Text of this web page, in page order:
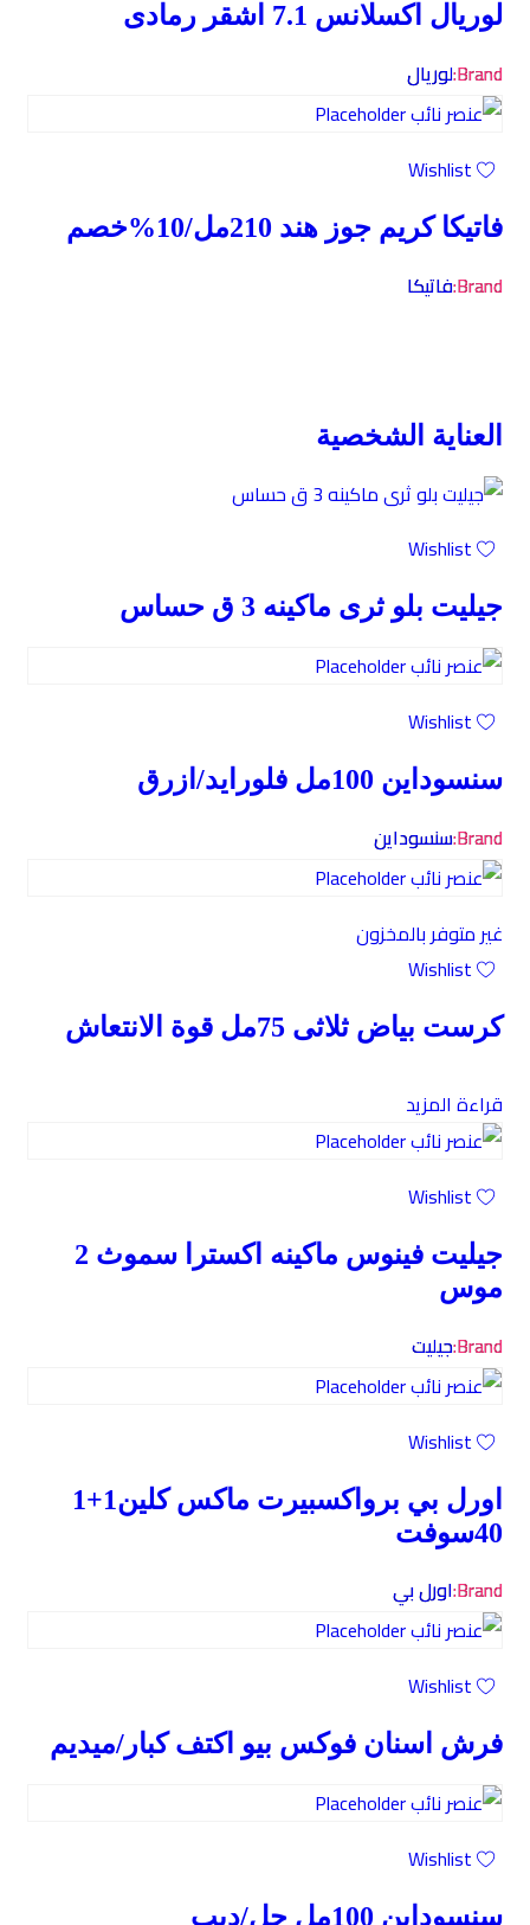
لوريال اكسلانس 7.1 اشقر رمادى
Brand:لوريال
Wishlist
فاتيكا كريم جوز هند 210مل/10%خصم
Brand:فاتيكا
العناية الشخصية
Wishlist
جيليت بلو ثرى ماكينه 3 ق حساس
Wishlist
سنسوداين 100مل فلورايد/ازرق
Brand:سنسوداين
غير متوفر بالمخزون
Wishlist
كرست بياض ثلاثى 75مل قوة الانتعاش
قراءة المزيد
Wishlist
جيليت فينوس ماكينه اكسترا سموث 2
موس
Brand:جيليت
Wishlist
اورل بي برواكسبيرت ماكس كلين1+1
40سوفت
Brand: اورل بي
Wishlist
فرش اسنان فوكس بيو اكتف كبار/ميديم
Wishlist
سنسوداين 100مل جل/ديب